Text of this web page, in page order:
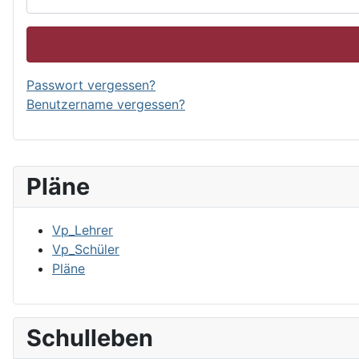
Pläne
Vp_Lehrer
Vp_Schüler
Pläne
Schulleben
Passwort vergessen?
Benutzername vergessen?